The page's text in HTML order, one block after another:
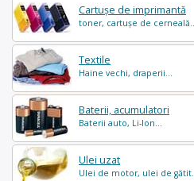
Cartușe de imprimantă
toner, cartușe de cerneală...
Textile
Haine vechi, draperii...
Baterii, acumulatori
Baterii auto, Li-Ion...
Ulei uzat
Ulei de motor, ulei de gătit...